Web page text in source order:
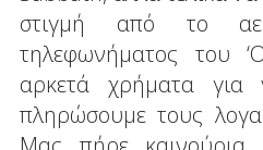
στιγμή από το
τηλεφωνήματος του
αρκετά χρήματα
πληρώσουμε τους